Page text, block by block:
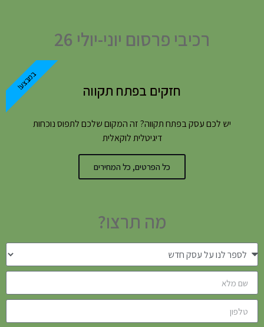
רכיבי פרסום יוני-יולי 26
חזקים בפתח תקווה
יש לכם עסק בפתח תקווה? זה המקום שלכם לתפוס נוכחות
דיגיטלית לוקאלית
כל הפרטים, כל המחירים
במבצע!
מה תרצו?